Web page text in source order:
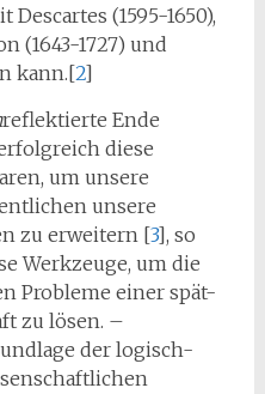
Descartes (1595-1650),
(1643-1727) und
kann.[2]
reflektierte Ende
diese
um unsere
unsere
zu er­weitern [3], so
Werkzeuge, um die
Probleme einer spät-
zu lösen. –
der logisch-